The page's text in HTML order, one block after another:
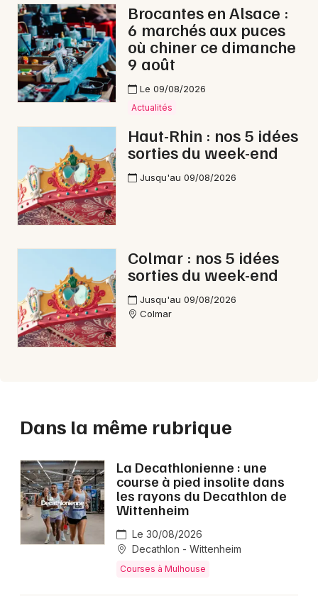
Brocantes en Alsace :
6 marchés aux puces
où chiner ce dimanche
9 août
Le 09/08/2026
Actualités
Haut-Rhin : nos 5 idées
sorties du week-end
Jusqu'au 09/08/2026
Colmar : nos 5 idées
sorties du week-end
Jusqu'au 09/08/2026
Colmar
Dans la même rubrique
La Decathlonienne : une
course à pied insolite dans
les rayons du Decathlon de
Wittenheim
Le 30/08/2026
Decathlon - Wittenheim
Courses à Mulhouse